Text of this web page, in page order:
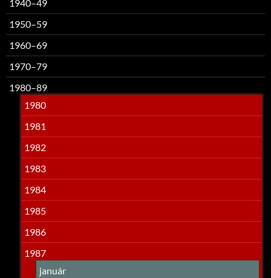
1940–49
1950–59
1960–69
1970–79
1980–89
1980
1981
1982
1983
1984
1985
1986
1987
január